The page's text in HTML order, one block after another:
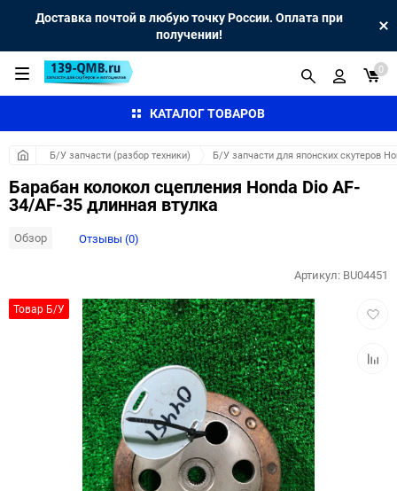
Доставка почтой в любую точку России. Оплата при
получении!
КАТАЛОГ ТОВАРОВ
0
Б/У запчасти (разбор техники) Б/У запчасти для японских скутеров
Барабан колокол сцепления Honda Dio AF-
34/AF-35 длинная втулка
Обзор Отзывы (0)
Товар Б/У
Артикул: BU04451